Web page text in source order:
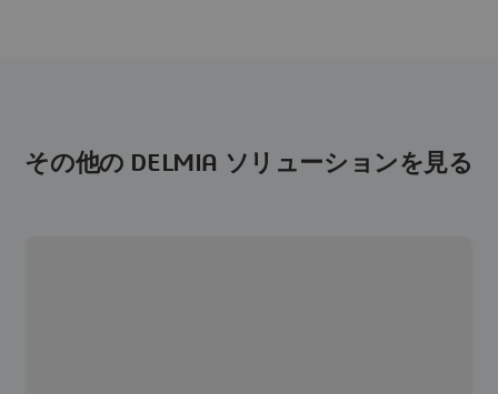
その他の DELMIA ソリューションを見る